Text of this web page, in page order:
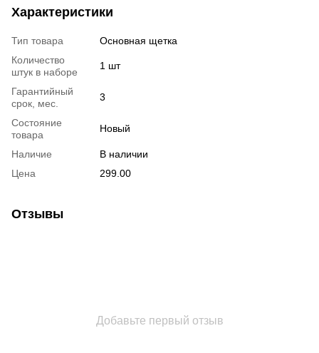
Характеристики
Тип товара
Основная щетка
Количество
штук в наборе
1 шт
Гарантийный
срок, мес.
3
Состояние
товара
Новый
Наличие
В наличии
Цена
299.00
Отзывы
Добавьте первый отзыв